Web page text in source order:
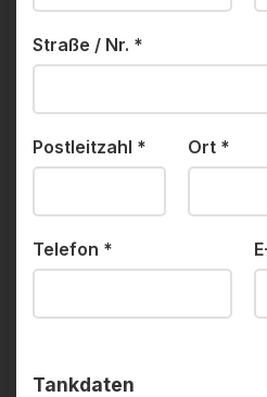
Straße / Nr. *
Postleitzahl * Ort *
Telefon *
Tankdaten